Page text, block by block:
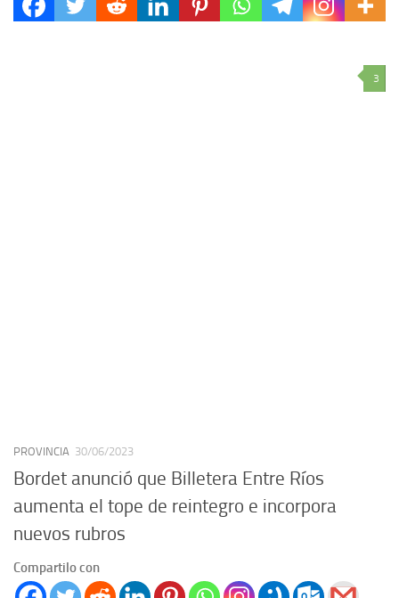
red social Facebook una “Carta...
3
PROVINCIA 30/06/2023
Bordet anunció que Billetera Entre Ríos
aumenta el tope de reintegro e incorpora
nuevos rubros
Compartilo con